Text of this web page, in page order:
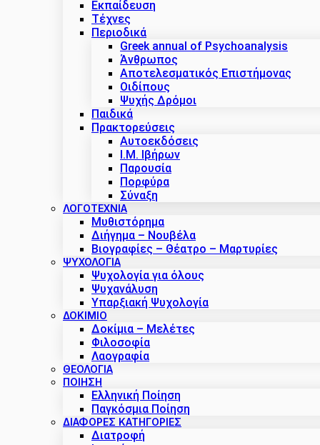
Εκπαίδευση
Τέχνες
Περιοδικά
Greek annual of Psychoanalysis
Άνθρωπος
Αποτελεσματικός Επιστήμονας
Οιδίπους
Ψυχής Δρόμοι
Παιδικά
Πρακτoρεύσεις
Αυτοεκδόσεις
Ι.Μ. Ιβήρων
Παρουσία
Πορφύρα
Σύναξη
ΛΟΓΟΤΕΧΝΙΑ
Μυθιστόρημα
Διήγημα – Νουβέλα
Βιογραφίες – Θέατρο – Μαρτυρίες
ΨΥΧΟΛΟΓΙΑ
Ψυχολογία για όλους
Ψυχανάλυση
Υπαρξιακή Ψυχολογία
ΔΟΚΊΜΙΟ
Δοκίμια – Μελέτες
Φιλοσοφία
Λαογραφία
ΘΕΟΛΟΓΙΑ
ΠΟΙΗΣΗ
Ελληνική Ποίηση
Παγκόσμια Ποίηση
ΔΙΑΦΟΡΕΣ ΚΑΤΗΓΟΡΙΕΣ
Διατροφή